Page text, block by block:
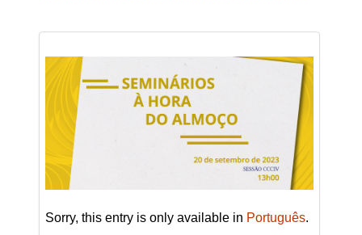
Sorry, this entry is only available in Português.